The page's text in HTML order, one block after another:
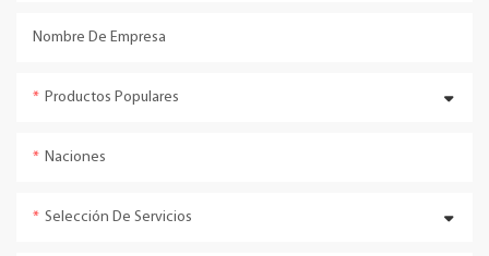
Nombre De Empresa
Productos Populares
Naciones
Selección De Servicios